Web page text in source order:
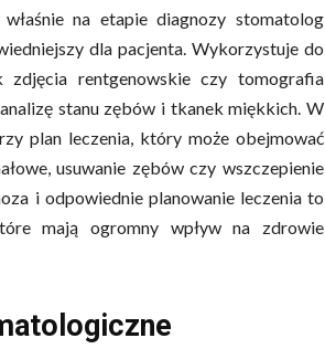
na etapie diagnozy stomatolog
dla pacjenta. Wykorzystuje do
zdjęcia rentgenowskie czy tomografia
stanu zębów i tkanek miękkich. W
plan leczenia, który może obejmować
usuwanie zębów czy wszczepienie
i odpowiednie planowanie leczenia to
mają ogromny wpływ na zdrowie